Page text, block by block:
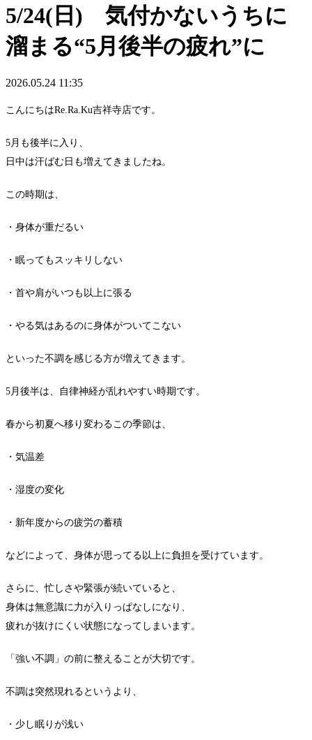
5/24(日) 気付かないうちに
溜まる“5月後半の疲れ”に
2026.05.24 11:35
こんにちはRe.Ra.Ku吉祥寺店です。
5月も後半に入り、
日中は汗ばむ日も増えてきましたね。
この時期は、
・身体が重だるい
・眠ってもスッキリしない
・首や肩がいつも以上に張る
・やる気はあるのに身体がついてこない
といった不調を感じる方が増えてきます。
5月後半は、自律神経が乱れやすい時期です。
春から初夏へ移り変わるこの季節は、
・気温差
・湿度の変化
・新年度からの疲労の蓄積
などによって、身体が思ってる以上に負担を受けています。
さらに、忙しさや緊張が続いていると、
身体は無意識に力が入りっぱなしになり、
疲れが抜けにくい状態になってしまいます。
「強い不調」の前に整えることが大切です。
不調は突然現れるというより、
・少し眠りが浅い